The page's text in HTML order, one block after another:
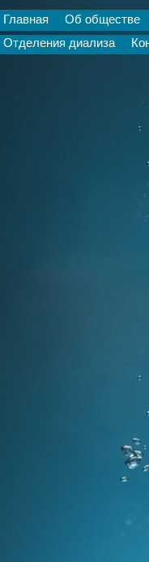
Главная
Об обществе
Отделения диализа